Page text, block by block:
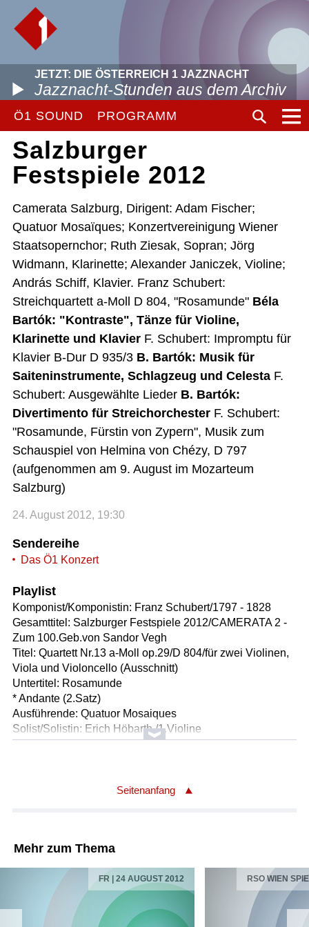
JETZT: DIE ÖSTERREICH 1 JAZZNACHT
Jazznacht-Stunden aus dem Archiv
Ö1 SOUND PROGRAMM
Salzburger
Festspiele 2012
Camerata Salzburg, Dirigent: Adam Fischer;
Quatuor Mosaïques; Konzertvereinigung Wiener
Staatsopernchor; Ruth Ziesak, Sopran; Jörg
Widmann, Klarinette; Alexander Janiczek, Violine;
András Schiff, Klavier. Franz Schubert:
Streichquartett a-Moll D 804, "Rosamunde" Béla
Bartók: "Kontraste", Tänze für Violine,
Klarinette und Klavier F. Schubert: Impromptu für
Klavier B-Dur D 935/3 B. Bartók: Musik für
Saiteninstrumente, Schlagzeug und Celesta F.
Schubert: Ausgewählte Lieder B. Bartók:
Divertimento für Streichorchester F. Schubert:
"Rosamunde, Fürstin von Zypern", Musik zum
Schauspiel von Helmina von Chézy, D 797
(aufgenommen am 9. August im Mozarteum
Salzburg)
24. August 2012, 19:30
Sendereihe
Das Ö1 Konzert
Playlist
Komponist/Komponistin: Franz Schubert/1797 - 1828
Gesamttitel: Salzburger Festspiele 2012/CAMERATA 2 -
Zum 100.Geb.von Sandor Vegh
Titel: Quartett Nr.13 a-Moll op.29/D 804/für zwei Violinen,
Viola und Violoncello (Ausschnitt)
Untertitel: Rosamunde
* Andante (2.Satz)
Ausführende: Quatuor Mosaiques
Solist/Solistin: Erich Höbarth /1.Violine
Solist/Solistin: Andrea Bischof /2.Violine
Titel: Kontraste/Sz 111/für Klarinette, Violine und Klavier
(= Szöllösy Verz.)
Untertitel: 1. Verbunkos. Moderato ben ritmato (00:06:15)
. Lento (00:05:39)
* 3. Sebes
. Allegro vivace (00:07:15)
Seitenanfang
Mehr zum Thema
FR | 24 AUGUST 2012 RSO WIEN